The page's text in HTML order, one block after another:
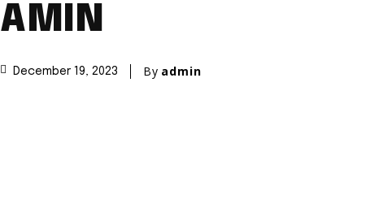
AMIN
December 19, 2023 By admin